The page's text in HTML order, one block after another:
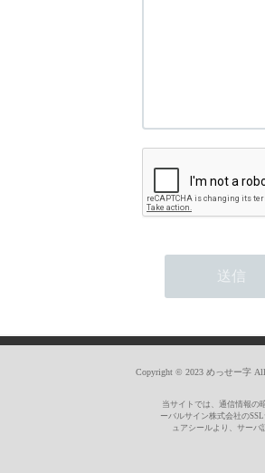
Copyright © 2023 めっせー字 All
当サイトでは、通信情報の
ーバルサイン株式会社の
ュアシールより、サーバ